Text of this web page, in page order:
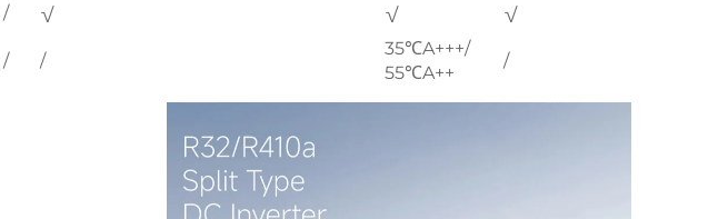
/ √ √ √
/ /
35℃A+++/
55℃A++
/